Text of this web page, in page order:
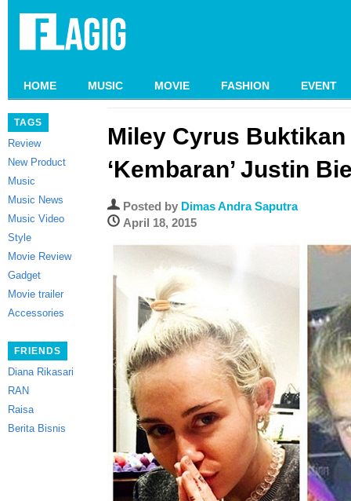
HOME MUSIC MOVIE FASHION EVENT
TAGS
Review
New Product
Music
Music News
Music Video
Style
Movie Review
Gadget
Movie trailer
Accessories
FRIENDS
Diana Rikasari
RAN
Raisa
Berita Bisnis
Miley Cyrus
‘Kembaran’ Justin
Posted by Dimas Andra Saputra
April 18, 2015